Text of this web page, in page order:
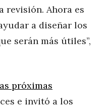
revisión. Ahora es
a diseñar los
serán más útiles”,
próximas
e invitó a los